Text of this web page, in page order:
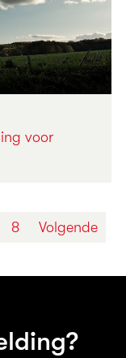
voor
8 Volgende